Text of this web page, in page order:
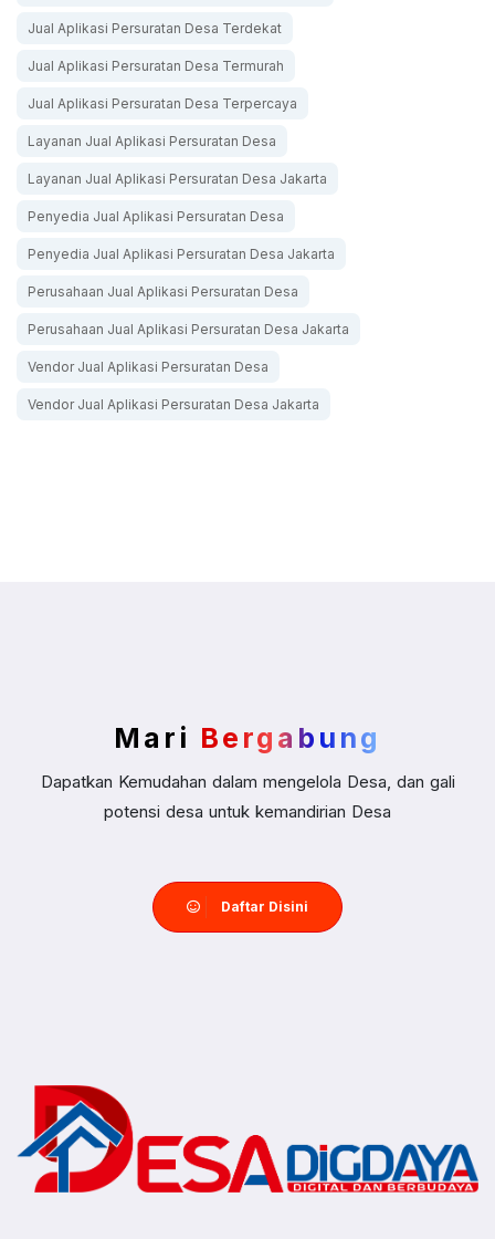
Jual Aplikasi Persuratan Desa Terdekat
Jual Aplikasi Persuratan Desa Termurah
Jual Aplikasi Persuratan Desa Terpercaya
Layanan Jual Aplikasi Persuratan Desa
Layanan Jual Aplikasi Persuratan Desa Jakarta
Penyedia Jual Aplikasi Persuratan Desa
Penyedia Jual Aplikasi Persuratan Desa Jakarta
Perusahaan Jual Aplikasi Persuratan Desa
Perusahaan Jual Aplikasi Persuratan Desa Jakarta
Vendor Jual Aplikasi Persuratan Desa
Vendor Jual Aplikasi Persuratan Desa Jakarta
Mari Bergabung
Dapatkan Kemudahan dalam mengelola Desa, dan gali
potensi desa untuk kemandirian Desa
Daftar Disini